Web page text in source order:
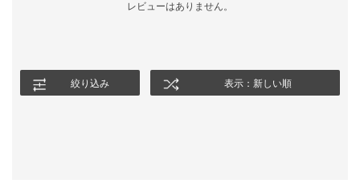
レビューはありません。
絞り込み 表示：新しい順